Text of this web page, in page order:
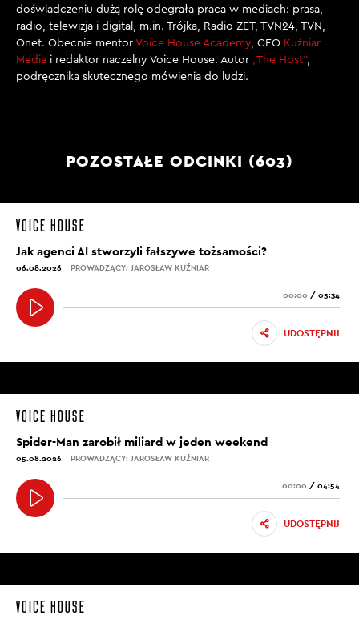
doświadczeniu dużą rolę odegrała praca w mediach: prasa,
radio, telewizja i digital, m.in. Trójka, Radio ZET, TVN24, TVN,
Onet. Obecnie mentor Voice House Academy, CEO Kuźniar
Media i redaktor naczelny Voice House. Autor „The Host”,
podręcznika skutecznego mówienia do ludzi.
POZOSTAŁE ODCINKI (603)
Jak agenci AI stworzyli fałszywe tożsamości?
06.08.2026 PROWADZĄCY: JAROSŁAW KUŹNIAR
00:00 / 05:34
UDOSTĘPNIJ
Spider-Man zarobił miliard w jeden weekend
05.08.2026 PROWADZĄCY: JAROSŁAW KUŹNIAR
00:00 / 04:54
UDOSTĘPNIJ